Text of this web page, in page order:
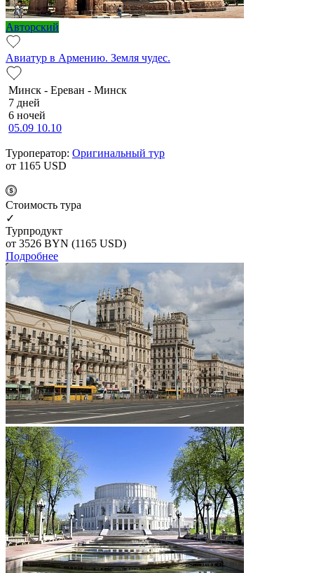
Авторский
Авиатур в Армению. Земля чудес.
Минск - Ереван - Минск
7 дней
6 ночей
05.09 10.10
Туроператор: Оригинальный тур
от 1165 USD
Cтоимость тура
✓
Турпродукт
от 3526 BYN (1165 USD)
Подробнее